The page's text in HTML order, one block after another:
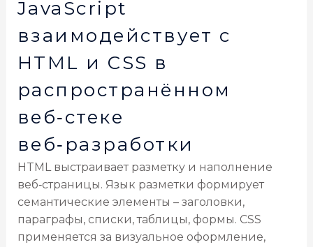
JavaScript
взаимодействует с
HTML и CSS в
распространённом
веб‑стеке
веб‑разработки
HTML выстраивает разметку и наполнение
веб‑страницы. Язык разметки формирует
семантические элементы – заголовки,
параграфы, списки, таблицы, формы. CSS
применяется за визуальное оформление,